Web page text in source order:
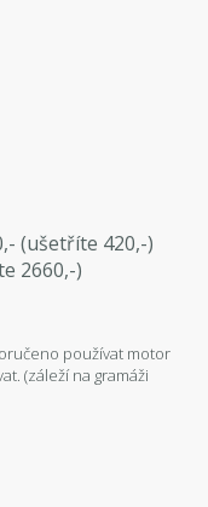
(ušetříte 420,-)
2660,-)
používat motor
(záleží na gramáži